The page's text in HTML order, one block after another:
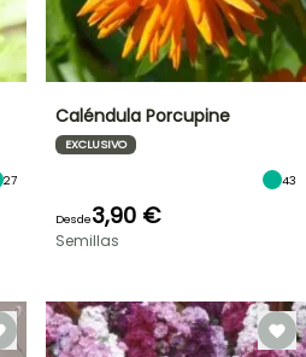
27
Caléndula Porcupine
EXCLUSIVO
43
Desde3,90 €
Semillas